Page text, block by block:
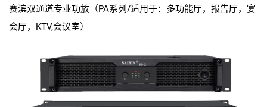
赛滨双通道专业功放（PA系列/适用于：多功能厅，报告厅，宴
会厅，KTV,会议室）